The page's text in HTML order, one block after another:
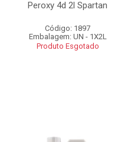
Peroxy 4d 2l Spartan
Código: 1897
Embalagem: UN - 1X2L
Produto Esgotado